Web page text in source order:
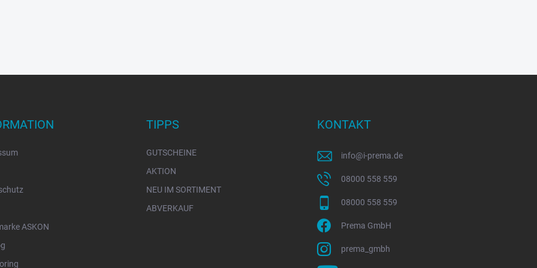
ASKON
TIPPS
GUTSCHEINE
AKTION
NEU IM SORTIMENT
ABVERKAUF
KONTAKT
info@i-prema.de
08000 558 559
08000 558 559
Prema GmbH
prema_gmbh